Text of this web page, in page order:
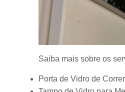
Saiba mais sobre os
Porta de Vidro de